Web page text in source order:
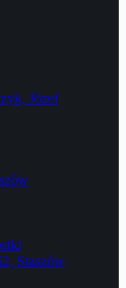
Józef
Staszów